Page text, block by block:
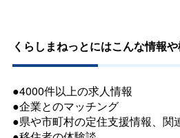
くらしまねっとにはこんな情報
●4000件以上の求人情報
●企業とのマッチング
●県や市町村の定住支援情報、関